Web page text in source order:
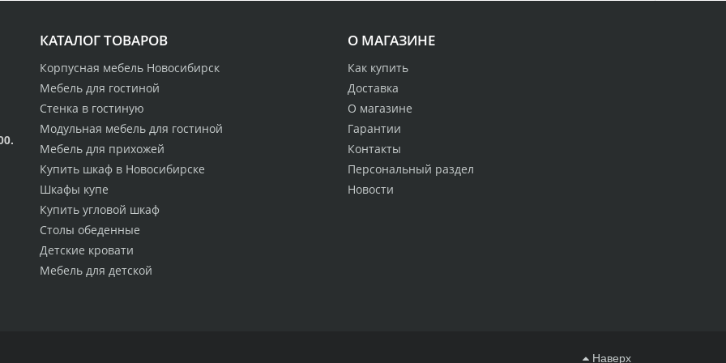
О МАГАЗИНЕ
Как купить
Доставка
О магазине
Гарантии
Контакты
Персональный раздел
Новости
КАТАЛОГ ТОВАРОВ
Корпусная мебель Новосибирск
Мебель для гостиной
Стенка в гостиную
Модульная мебель для гостиной
Мебель для прихожей
Купить шкаф в Новосибирске
Шкафы купе
Купить угловой шкаф
Столы обеденные
Детские кровати
Мебель для детской
Наверх